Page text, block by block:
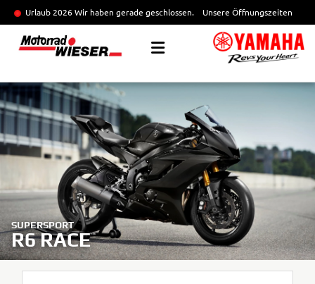
Urlaub 2026 Wir haben gerade geschlossen. Unsere Öffnungszeiten
SUPERSPORT
R6 RACE